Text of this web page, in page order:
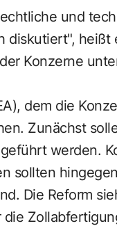
und
diskutiert", heißt
Konzerne
dem die
Zunächst
werden.
sollten
Die Reform